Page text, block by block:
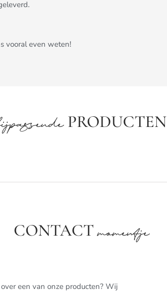
vooral even weten!
PRODUCTEN
CONTACTmomentje
een van onze producten? Wij